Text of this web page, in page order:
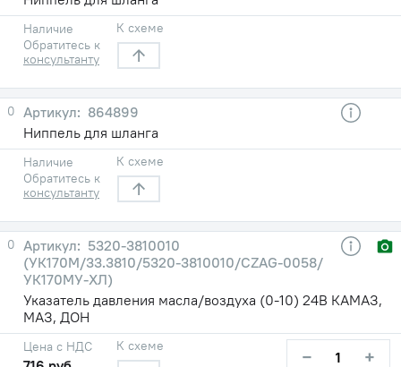
Наличие
Обратитесь к
консультанту
К схеме
0
864899
Ниппель для шланга
Наличие
Обратитесь к
консультанту
К схеме
0
5320-3810010
(УК170М/33.3810/5320-3810010/CZAG-0058/
УК170МУ-ХЛ)
Указатель давления масла/воздуха (0-10) 24В КАМАЗ,
МАЗ, ДОН
Цена с НДС К схеме − +